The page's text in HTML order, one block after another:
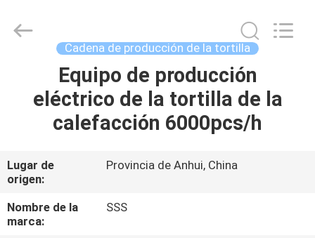
CASA
LOS
VÍDEOS
Machinery
Technology
Cadena de producción de la tortilla
Equipo de producción
eléctrico de la tortilla de la
calefacción 6000pcs/h
Lugar de
origen:
Provincia de Anhui, China
Nombre de la
marca:
SSS